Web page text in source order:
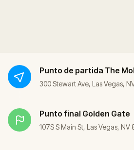
Punto de partida The
300 Stewart Ave, Las Vegas,
Punto final Golden Gate
107S S Main St, Las Vegas, NV